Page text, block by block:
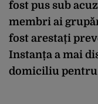
fost pus sub
membri ai
fost arestați
Instanța a mai
domiciliu